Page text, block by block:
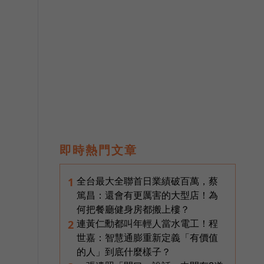
即時熱門文章
1 全台最大全聯首日業績破百萬，蔡
篤昌：還會有更厲害的大型店！為
何把餐廳健身房都搬上樓？
2 連黃仁勳都叫年輕人當水電工！程
世嘉：智慧通膨重新定義「有價值
的人」到底什麼樣子？